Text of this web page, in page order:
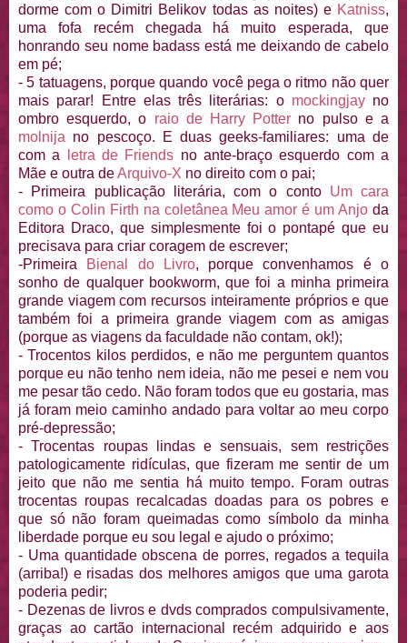
dorme com o Dimitri Belikov todas as noites) e Katniss,
uma fofa recém chegada há muito esperada, que
honrando seu nome badass está me deixando de cabelo
em pé;
- 5 tatuagens, porque quando você pega o ritmo não quer
mais parar! Entre elas três literárias: omockingjay no
ombro esquerdo, o raio de Harry Potter no pulso e a
molnija no pescoço. E duas geeks-familiares: uma de
com a letra de Friends no ante-braço esquerdo com a
Mãe e outra deArquivo-X no direito com o pai;
- Primeira publicação literária, com o contoUm cara
como o Colin Firth na coletânea Meu amor é um Anjo da
Editora Draco, que simplesmente foi o pontapé que eu
precisava para criar coragem de escrever;
-Primeira Bienal do Livro, porque convenhamos é o
sonho de qualquer bookworm, que foi a minha primeira
grande viagem com recursos inteiramente próprios e que
também foi a primeira grande viagem com as amigas
(porque as viagens da faculdade não contam, ok!);
- Trocentos kilos perdidos, e não me perguntem quantos
porque eu não tenho nem ideia, não me pesei e nem vou
me pesar tão cedo. Não foram todos que eu gostaria, mas
já foram meio caminho andado para voltar ao meu corpo
pré-depressão;
- Trocentas roupas lindas e sensuais, sem restrições
patologicamente ridículas, que fizeram me sentir de um
jeito que não me sentia há muito tempo. Foram outras
trocentas roupas recalcadas doadas para os pobres e
que só não foram queimadas como símbolo da minha
liberdade porque eu sou legal e ajudo o próximo;
- Uma quantidade obscena de porres, regados a tequila
(arriba!) e risadas dos melhores amigos que uma garota
poderia pedir;
- Dezenas de livros e dvds comprados compulsivamente,
graças ao cartão internacional recém adquirido e aos